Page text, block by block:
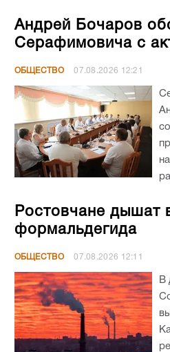
Андрей Бочаров
Серафимовича с
ОБЩЕСТВО 07.08.2026 12:21
Ростовчане дышат
формальдегида
ОБЩЕСТВО 07.08.2026 12:11
В